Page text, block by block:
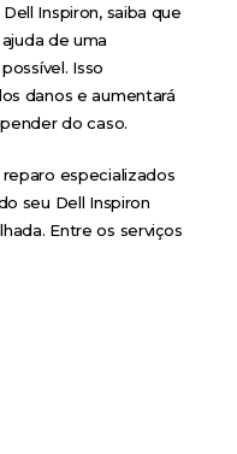
Inspiron, saiba que
de uma
Isso
danos e aumentará
do caso.
especializados
seu Dell Inspiron
Entre os serviços